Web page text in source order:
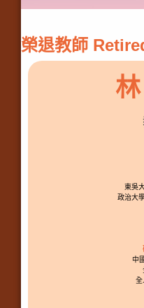
榮退教師
東吳
政治大
中
全